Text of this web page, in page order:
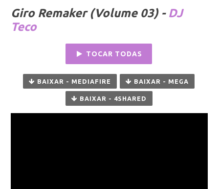
Giro Remaker (Volume 03) - DJ
Teco
TOCAR TODAS
BAIXAR - MEDIAFIRE BAIXAR - MEGA
BAIXAR - 4SHARED